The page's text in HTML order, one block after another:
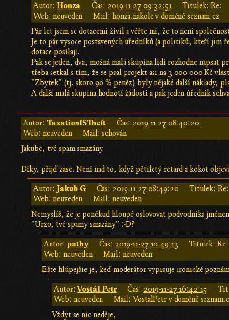
Autor:Honza Čas: 2019-11-27 09:32:51 Titulek: Re:
Web: neuveden
Mail: honza.nakole v doméně seznam.cz
Pár let jsem se dotacemi živil a věřte mi, že to není
Je to pár vysoce postavených úředníků (a politiků, kteří
dotace posílají.
Pak se jeden, dva, možná malá skupina lidí rozhodne
třeba setkal s tím, že se psal projekt asi na 3 000 000 Kč
"Zbytek" (tj. skoro 90 % peněz) byly nějaké další náklady,
A další malá skupina hodnotí žádosti a pak jeden úředník
Autor: TaxationISTheft Čas: 2019-11-27 08:40:20
Web: neuveden
Mail: schován
Jakube, tvé spam smazány.
Díky, přijď zase. Není nad to, když pětiletý retard a kokot
Autor: Jakub G Čas: 2019-11-27 08:49:20 Titulek: Re:
Web: neuveden
Mail: neuveden
Nemyslíš, že je poněkud hloupé oslovovat podvodníka
"Urzo, tvé spamy smazány" :-D?
Autor:pathy Čas: 2019-11-27 10:49:13 Titulek: Re:
Web: neuveden
Mail: neuveden
Ešte hlúpejšie je, keď moderátor vypisuje ironické
Autor:Vostál Petr Čas: 2019-11-27 16:42:15
Web: neuveden
Mail: VostalPetr v doméně
Vždyt se nic neděje,